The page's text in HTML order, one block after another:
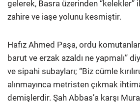
gelerek, Basra üzerinden “kelekler”
zahire ve iaşe yolunu kesmiştir.
Hafız Ahmed Paşa, ordu
barut ve erzak azaldı ne yapmalı”
ve sipahi subayları; “Biz cümle
alınmayınca metristen çıkmak
demişlerdir. Şah Abbas’a karşı